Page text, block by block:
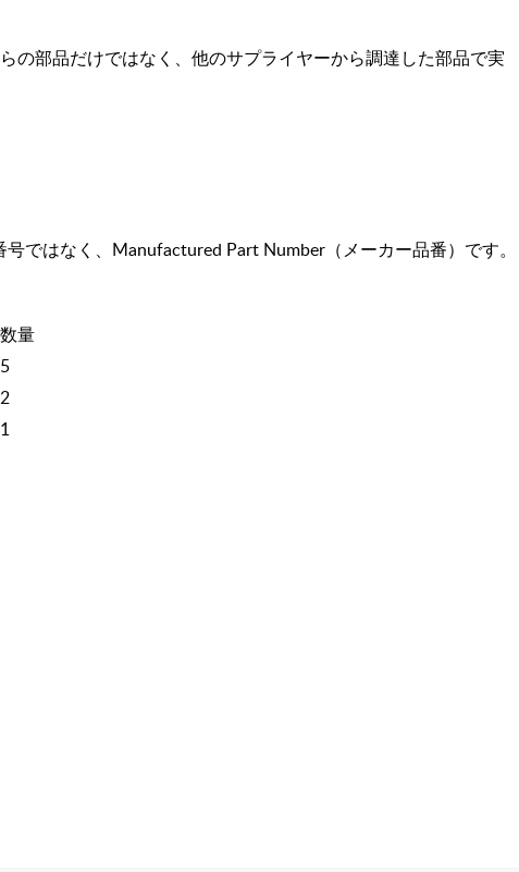
の部品だけではなく、他のサプライヤーから調達した部品で実
ではなく、Manufactured Part Number（メーカー品番）です。
数量
5
2
1